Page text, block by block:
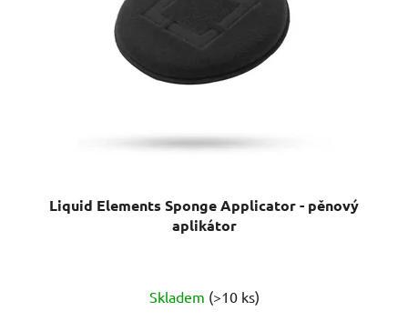
Liquid Elements Sponge Applicator - pěnový
aplikátor
Skladem (>10 ks)